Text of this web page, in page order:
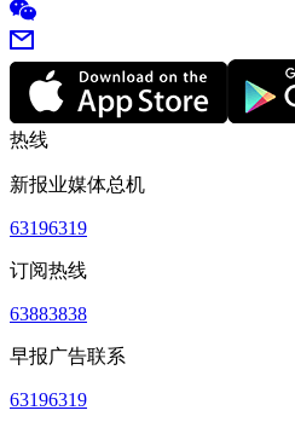
热线
新报业媒体总机
63196319
订阅热线
63883838
早报广告联系
63196319